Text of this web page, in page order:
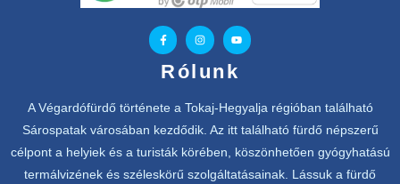
Rólunk
A Végardófürdő története a Tokaj-Hegyalja régióban található
Sárospatak városában kezdődik. Az itt található fürdő népszerű
célpont a helyiek és a turisták körében, köszönhetően gyógyhatású
termálvizének és széleskörű szolgáltatásainak. Lássuk a fürdő